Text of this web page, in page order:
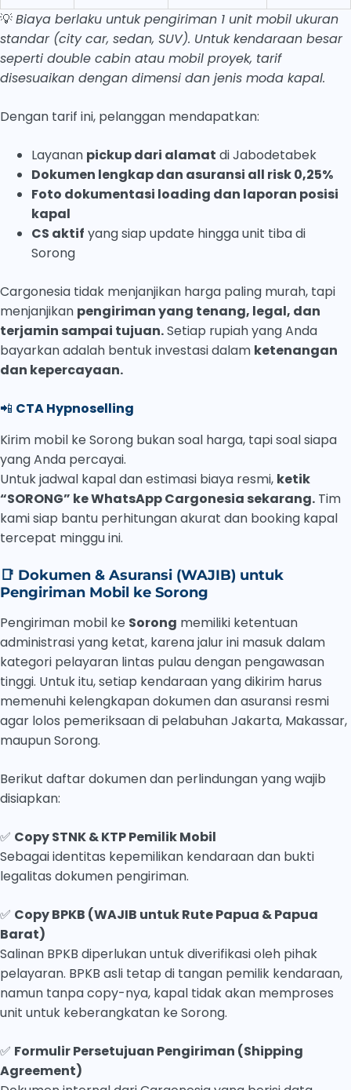
💡Biaya berlaku untuk pengiriman 1 unit mobil ukuran
standar (city car, sedan, SUV). Untuk kendaraan besar
seperti double cabin atau mobil proyek, tarif
disesuaikan dengan dimensi dan jenis moda kapal.
Dengan tarif ini, pelanggan mendapatkan:
Layanan pickup dari alamat di Jabodetabek
Dokumen lengkap dan asuransi all risk 0,25%
Foto dokumentasi loading dan laporan posisi
kapal
CS aktif yang siap update hingga unit tiba di
Sorong
Cargonesia tidak menjanjikan harga paling murah, tapi
menjanjikan pengiriman yang tenang, legal, dan
terjamin sampai tujuan.Setiap rupiah yang Anda
bayarkan adalah bentuk investasi dalam ketenangan
dan kepercayaan.
📲 CTA Hypnoselling
Kirim mobil ke Sorong bukan soal harga, tapi soal siapa
yang Anda percayai.
Untuk jadwal kapal dan estimasi biaya resmi, ketik
“SORONG” ke WhatsApp Cargonesia sekarang. Tim
kami siap bantu perhitungan akurat dan booking kapal
tercepat minggu ini.
📑 Dokumen & Asuransi (WAJIB) untuk
Pengiriman Mobil ke Sorong
Pengiriman mobil ke Sorong memiliki ketentuan
administrasi yang ketat, karena jalur ini masuk dalam
kategori pelayaran lintas pulau dengan pengawasan
tinggi. Untuk itu, setiap kendaraan yang dikirim harus
memenuhi kelengkapan dokumen dan asuransi resmi
agar lolos pemeriksaan di pelabuhan Jakarta, Makassar,
maupun Sorong.
Berikut daftar dokumen dan perlindungan yang wajib
disiapkan:
✅ Copy STNK & KTP Pemilik Mobil
Sebagai identitas kepemilikan kendaraan dan bukti
legalitas dokumen pengiriman.
✅ Copy BPKB (WAJIB untuk Rute Papua & Papua
Barat)
Salinan BPKB diperlukan untuk diverifikasi oleh pihak
pelayaran. BPKB asli tetap di tangan pemilik kendaraan,
namun tanpa copy-nya, kapal tidak akan memproses
unit untuk keberangkatan ke Sorong.
✅ Formulir Persetujuan Pengiriman (Shipping
Agreement)